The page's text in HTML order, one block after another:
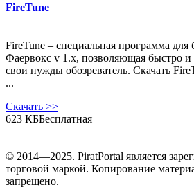
FireTune
FireTune – специальная программа для
Фаервокс v 1.x, позволяющая быстро и
свои нужды обозреватель. Скачать
...
Скачать >>
623 КББесплатная
© 2014—2025. PiratPortal является
торговой маркой. Копирование
запрещено.